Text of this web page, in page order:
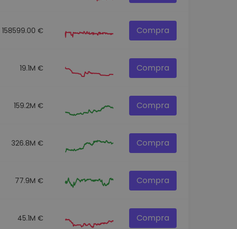
158599.00 € Compra
19.1M € Compra
159.2M € Compra
326.8M € Compra
77.9M € Compra
45.1M € Compra